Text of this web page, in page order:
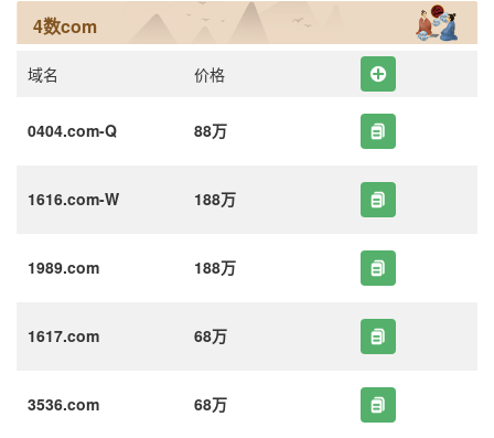
4数com
域名 价格
0404.com-Q 88万
1616.com-W 188万
1989.com 188万
1617.com 68万
3536.com 68万